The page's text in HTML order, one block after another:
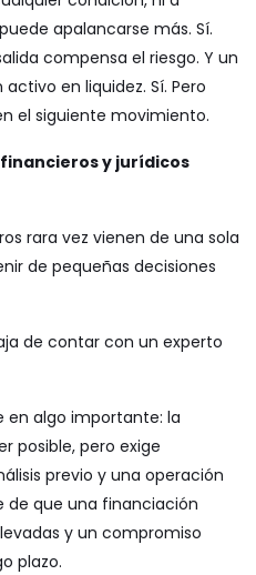
apalancarse más. Sí.
compensa el riesgo. Y un
en liquidez. Sí. Pero
el siguiente movimiento.
y jurídicos
rara vez vienen de una sola
de pequeñas decisiones
de contar con un experto
en algo importante: la
posible, pero exige
previo y una operación
de que una financiación
y un compromiso
plazo.